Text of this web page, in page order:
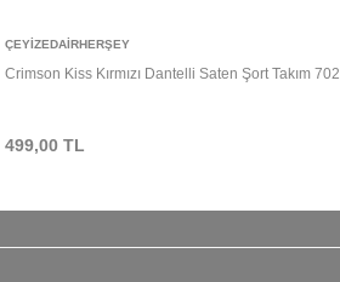
Sepete Ekle
ÇEYIZEDAIRHERŞEY
Crimson Kiss Kırmızı Dantelli Saten Şort Takım
499,00 TL